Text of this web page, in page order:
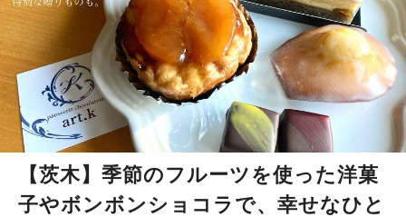
【茨木】季節のフルーツを使った洋菓
子やボンボンショコラで、幸せなひと